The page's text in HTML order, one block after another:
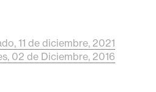
11 de diciembre, 2021
02 de Diciembre, 2016